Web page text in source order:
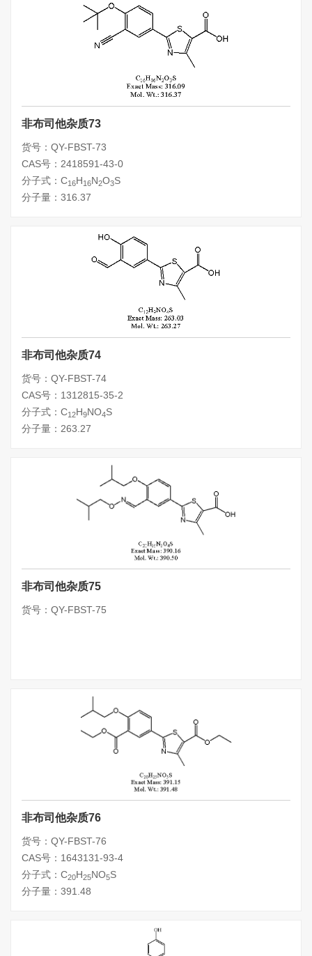
非布司他杂质73
货号：QY-FBST-73
CAS号：2418591-43-0
分子式：C16H16N2O3S
分子量：316.37
非布司他杂质74
货号：QY-FBST-74
CAS号：1312815-35-2
分子式：C12H9NO4S
分子量：263.27
非布司他杂质75
货号：QY-FBST-75
非布司他杂质76
货号：QY-FBST-76
CAS号：1643131-93-4
分子式：C20H25NO5S
分子量：391.48